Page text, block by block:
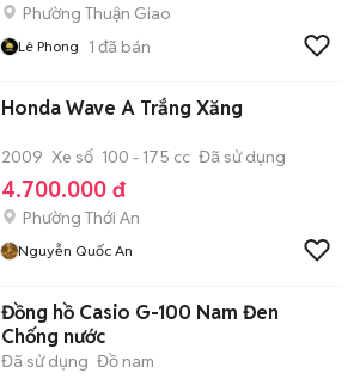
Phường Thuận Giao
Lê Phong 1 đã bán
Honda Wave A Trắng Xăng
2009 Xe số 100 - 175 cc Đã sử dụng
4.700.000 đ
Phường Thới An
Nguyễn Quốc An
Đồng hồ Casio G-100 Nam Đen
Chống nước
Đã sử dụng Đồ nam